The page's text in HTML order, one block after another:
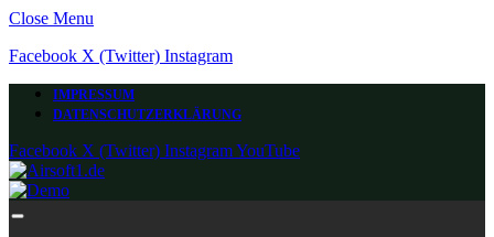
Close Menu
Facebook X (Twitter) Instagram
IMPRESSUM
DATENSCHUTZERKLÄRUNG
Facebook X (Twitter) InstagramYouTube